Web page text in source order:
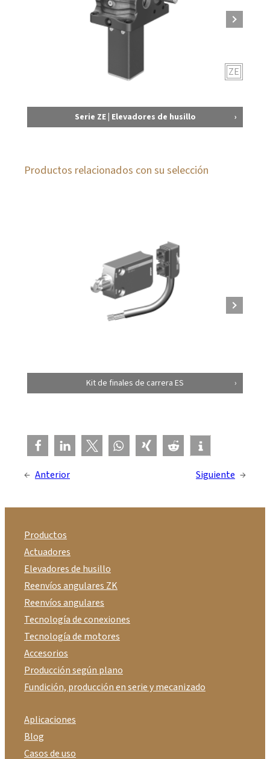
ZE
Serie ZE | Elevadores de husillo
Productos relacionados con su selección
Kit de finales de carrera ES
← Anterior Siguiente →
Productos
Actuadores
Elevadores de husillo
Reenvíos angulares ZK
Reenvíos angulares
Tecnología de conexiones
Tecnología de motores
Accesorios
Producción según plano
Fundición, producción en serie y mecanizado
Aplicaciones
Blog
Casos de uso